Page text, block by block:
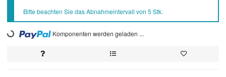
Bitte beachten Sie das Abnahmeintervall von 5 Stk.
Loading... Komponenten werden geladen ...